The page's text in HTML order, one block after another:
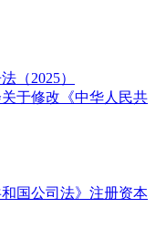
（2025）
于修改《中华人民共
国公司法》注册资本